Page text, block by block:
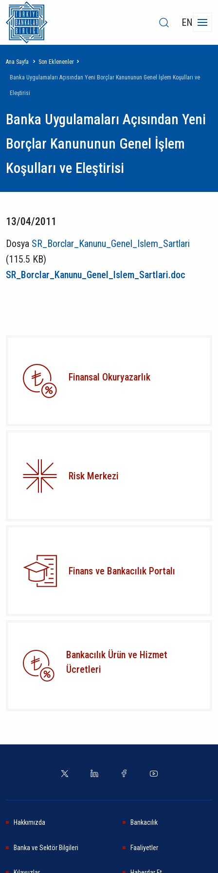
EN
Sayfa
yolu
Ana Sayfa Son Eklenenler
Banka Uygulamaları Açısından Yeni Borçlar Kanununun Genel İşlem Koşulları ve
Eleştirisi
Banka Uygulamaları Açısından Yeni
Borçlar Kanununun Genel İşlem
Koşulları ve Eleştirisi
13/04/2011
Dosya SR_Borclar_Kanunu_Genel_Islem_Sartlari
(115.5 KB)
SR_Borclar_Kanunu_Genel_Islem_Sartlari.doc
Finansal Okuryazarlık
Risk Merkezi
Finans ve Bankacılık Portalı
Bankacılık Ürün ve Hizmet
Ücretleri
Hakkımızda Bankacılık
Banka ve Sektör Bilgileri Faaliyetler